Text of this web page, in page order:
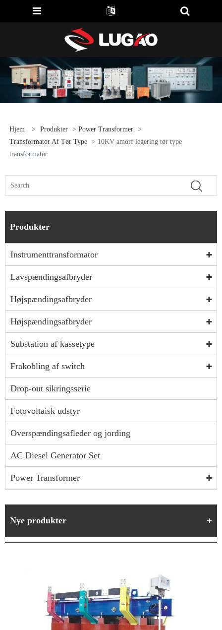
Hjem > Produkter > Power Transformer
>
Transformator Af Tør Type
> 10KV amorf legering tør type
transformator
Produkter
Instrumenttransformator
Lavspændingsafbryder
Højspændingsafbryder
Højspændingsafbryder
Substation af kassetype
Frakobling af switch
Drop-out sikringsserie
Fotovoltaisk udstyr
Overspændingsafleder og jording
AC Diesel Generator Set
Power Transformer
Nye produkter